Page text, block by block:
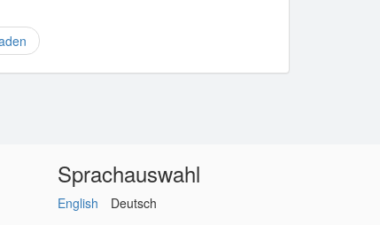
Sprachauswahl
English Deutsch